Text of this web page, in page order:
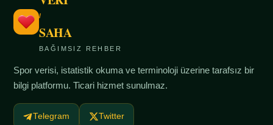
/
SAHA
BAĞIMSIZ REHBER
Spor verisi, istatistik okuma ve terminoloji üzerine tarafsız bir
bilgi platformu. Ticari hizmet sunulmaz.
Telegram Twitter